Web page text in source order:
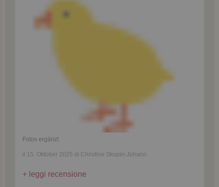
Fotos ergänzt
il 15. Oktober 2025 di Christine Skupin-Johann
leggi recensione